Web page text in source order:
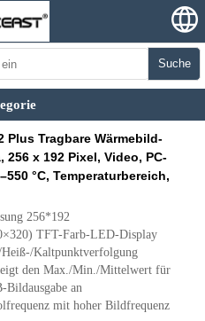
Suche
Plus Tragbare Wärmebild-
256 x 192 Pixel, Video, PC-
°C, Temperaturbereich,
256*192
TFT-Farb-LED-Display
Kaltpunktverfolgung
den Max./Min./Mittelwert für
an
mit hoher Bildfrequenz